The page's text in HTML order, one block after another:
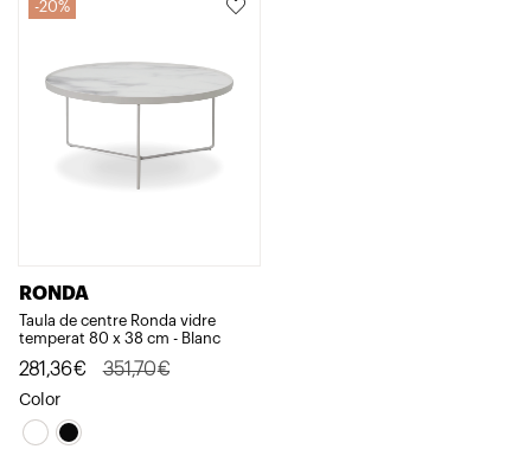
20%
RONDA
Taula de centre Ronda vidre
temperat 80 x 38 cm - Blanc
351,70€
El
preu
original
281,36€
El
preu
actual
Color